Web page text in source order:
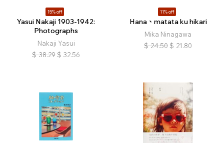
15% off
Yasui Nakaji 1903-1942:
Photographs
Nakaji Yasui
$ 38.29 $ 32.56
11% off
Hana、matata ku hikari
Mika Ninagawa
$ 24.50 $ 21.80